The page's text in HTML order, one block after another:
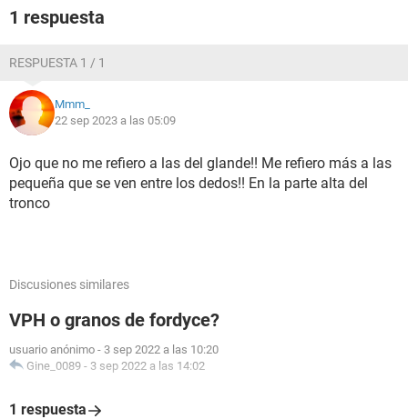
1 respuesta
RESPUESTA 1 / 1
Mmm_
22 sep 2023 a las 05:09
Ojo que no me refiero a las del glande!! Me refiero más a las
pequeña que se ven entre los dedos!! En la parte alta del
tronco
Discusiones similares
VPH o granos de fordyce?
usuario anónimo - 3 sep 2022 a las 10:20
Gine_0089 - 3 sep 2022 a las 14:02
1 respuesta